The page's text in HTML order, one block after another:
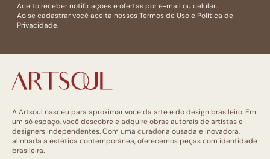
Aceito receber notificações e ofertas por e-mail ou celular.
Ao se cadastrar você aceita nossosTermos de Usoe Politica de
Privacidade.
A Artsoul nasceu para aproximar você da arte e do design brasileiro. Em
um só espaço, você descobre e adquire obras autorais de artistas e
designers independentes. Com uma curadoria ousada e inovadora,
alinhada à estética contemporânea, oferecemos peças com identidade
brasileira.